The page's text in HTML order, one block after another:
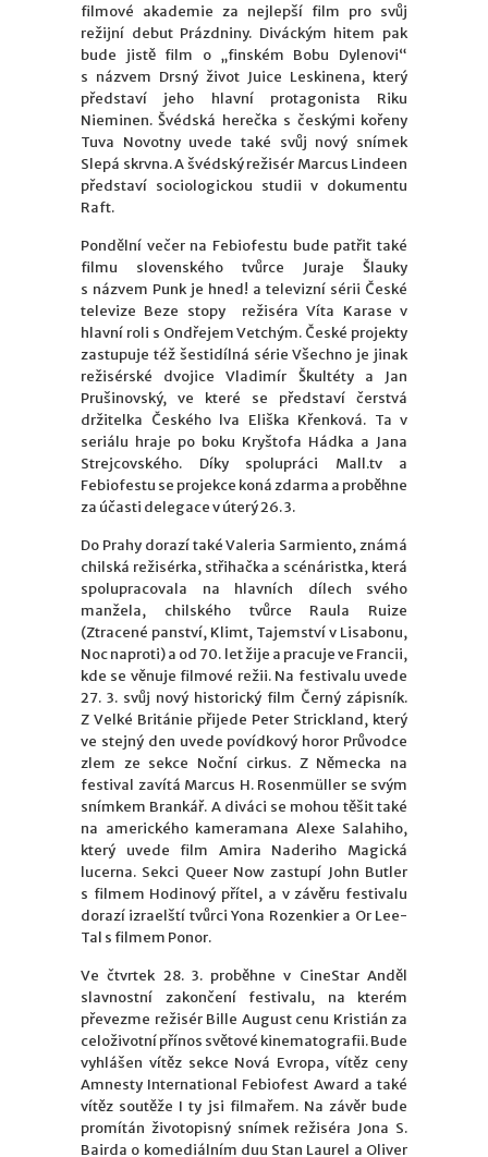
filmové akademie za nejlepší film pro svůj
režijní debut Prázdniny. Diváckým hitem pak
bude jistě film o „finském Bobu Dylenovi“
s názvem Drsný život Juice Leskinena, který
představí jeho hlavní protagonista Riku
Nieminen. Švédská herečka s českými kořeny
Tuva Novotny uvede také svůj nový snímek
Slepá skrvna. A švédský režisér Marcus Lindeen
představí sociologickou studii v dokumentu
Raft.
Pondělní večer na Febiofestu bude patřit také
filmu slovenského tvůrce Juraje Šlauky
s názvem Punk je hned! a televizní sérii České
televize Beze stopy režiséra Víta Karase v
hlavní roli s Ondřejem Vetchým. České projekty
zastupuje též šestidílná série Všechno je jinak
režisérské dvojice Vladimír Škultéty a Jan
Prušinovský, ve které se představí čerstvá
držitelka Českého lva Eliška Křenková. Ta v
seriálu hraje po boku Kryštofa Hádka a Jana
Strejcovského. Díky spolupráci Mall.tv a
Febiofestu se projekce koná zdarma a proběhne
za účasti delegace v úterý 26. 3.
Do Prahy dorazí také Valeria Sarmiento, známá
chilská režisérka, střihačka a scénáristka, která
spolupracovala na hlavních dílech svého
manžela, chilského tvůrce Raula Ruize
(Ztracené panství, Klimt, Tajemství v Lisabonu,
Noc naproti) a od 70. let žije a pracuje ve Francii,
kde se věnuje filmové režii. Na festivalu uvede
27. 3. svůj nový historický film Černý zápisník.
Z Velké Británie přijede Peter Strickland, který
ve stejný den uvede povídkový horor Průvodce
zlem ze sekce Noční cirkus. Z Německa na
festival zavítá Marcus H. Rosenmüller se svým
snímkem Brankář. A diváci se mohou těšit také
na amerického kameramana Alexe Salahiho,
který uvede film Amira Naderiho Magická
lucerna. Sekci Queer Now zastupí John Butler
s filmem Hodinový přítel, a v závěru festivalu
dorazí izraelští tvůrci Yona Rozenkier a Or Lee-
Tal s filmem Ponor.
Ve čtvrtek 28. 3. proběhne v CineStar Anděl
slavnostní zakončení festivalu, na kterém
převezme režisér Bille August cenu Kristián za
celoživotní přínos světové kinematografii. Bude
vyhlášen vítěz sekce Nová Evropa, vítěz ceny
Amnesty International Febiofest Award a také
vítěz soutěže I ty jsi filmařem. Na závěr bude
promítán životopisný snímek režiséra Jona S.
Bairda o komediálním duu Stan Laurel a Oliver